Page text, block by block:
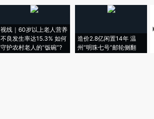
视线｜60岁以上老人营养
不良发生率达15.3% 如何
守护农村老人的“饭碗”?
造价2.8亿闲置14年 温
州“明珠七号”邮轮侧翻